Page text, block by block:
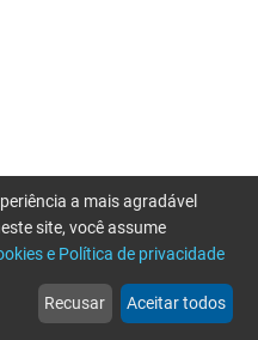
web
Notícias
more_horiz
Mais
a mais agradável
site, você assume
e Política de privacidade
Recusar Aceitar todos
tente novamente